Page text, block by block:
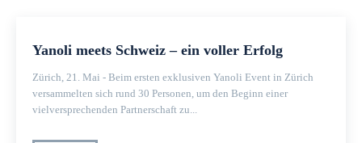
Yanoli meets Schweiz – ein voller Erfolg
Zürich, 21. Mai - Beim ersten exklusiven Yanoli Event in Zürich
versammelten sich rund 30 Personen, um den Beginn einer
vielversprechenden Partnerschaft zu...